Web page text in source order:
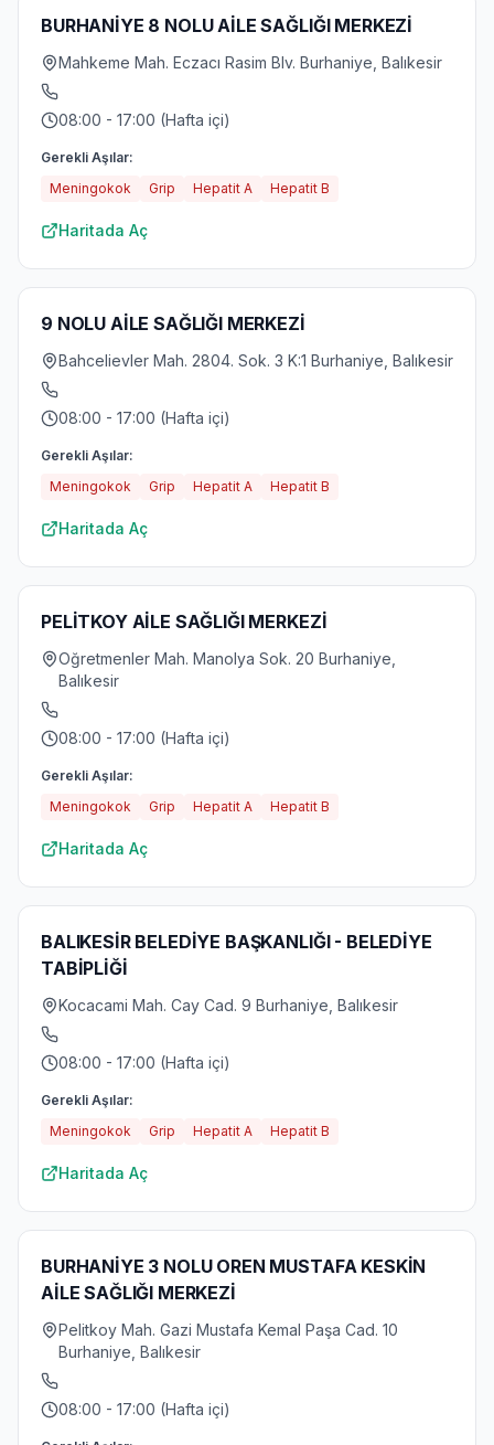
BURHANİYE 8 NOLU AİLE SAĞLIĞI MERKEZİ
Mahkeme Mah. Eczacı Rasim Blv. Burhaniye, Balıkesir
08:00 - 17:00 (Hafta içi)
Gerekli Aşılar:
Meningokok
Grip Hepatit A Hepatit B
Haritada Aç
9 NOLU AİLE SAĞLIĞI MERKEZİ
Bahcelievler Mah. 2804. Sok. 3 K:1 Burhaniye, Balıkesir
08:00 - 17:00 (Hafta içi)
Gerekli Aşılar:
Meningokok
Grip Hepatit A Hepatit B
Haritada Aç
PELİTKOY AİLE SAĞLIĞI MERKEZİ
Oğretmenler Mah. Manolya Sok. 20 Burhaniye,
Balıkesir
08:00 - 17:00 (Hafta içi)
Gerekli Aşılar:
Meningokok
Grip Hepatit A Hepatit B
Haritada Aç
BALIKESİR BELEDİYE BAŞKANLIĞI - BELEDİYE
TABİPLİĞİ
Kocacami Mah. Cay Cad. 9 Burhaniye, Balıkesir
08:00 - 17:00 (Hafta içi)
Gerekli Aşılar:
Meningokok
Grip Hepatit A Hepatit B
Haritada Aç
BURHANİYE 3 NOLU OREN MUSTAFA KESKİN
AİLE SAĞLIĞI MERKEZİ
Pelitkoy Mah. Gazi Mustafa Kemal Paşa Cad. 10
Burhaniye, Balıkesir
08:00 - 17:00 (Hafta içi)